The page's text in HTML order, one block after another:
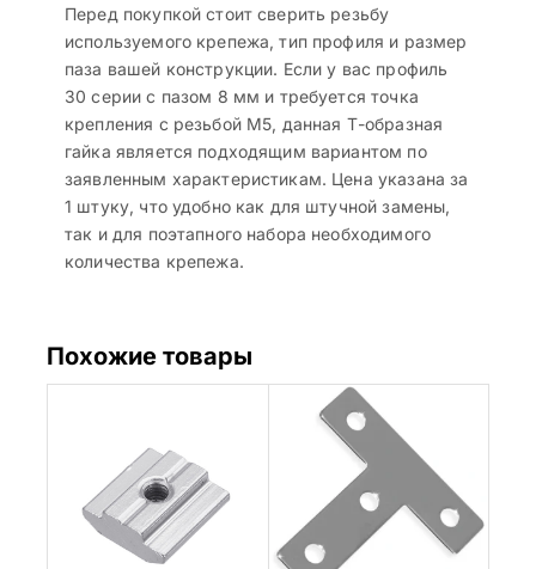
Перед покупкой стоит сверить резьбу
используемого крепежа, тип профиля и размер
паза вашей конструкции. Если у вас профиль
30 серии с пазом 8 мм и требуется точка
крепления с резьбой M5, данная Т-образная
гайка является подходящим вариантом по
заявленным характеристикам. Цена указана за
1 штуку, что удобно как для штучной замены,
так и для поэтапного набора необходимого
количества крепежа.
Похожие товары